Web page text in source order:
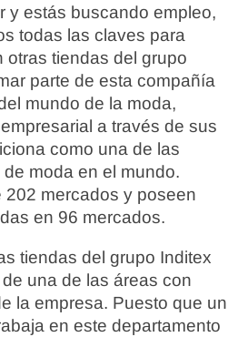
y estás buscando empleo,
todas las claves para
otras tiendas del grupo
parte de esta compañía
mundo de la moda,
a través de sus
como una de las
moda en el mundo.
202 mercados y poseen
en 96 mercados.
tiendas del grupo Inditex
una de las áreas con
la empresa. Puesto que un
en este departamento